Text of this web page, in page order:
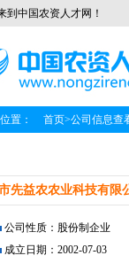
到中国农资人才网！
置： 首页>公司信息查
先益农农业科技有限
公司性质：股份制
成立日期：2002-